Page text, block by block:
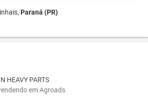
Paraná (PR)
HEAVY PARTS
em Agroads